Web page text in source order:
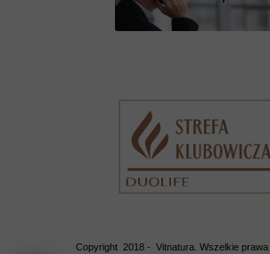
Przycisk
Copyright 2018 - Vitnatura. Wszelkie